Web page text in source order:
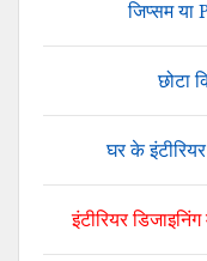
जिप्सम या
छोटा
घर के
इंटीरियर